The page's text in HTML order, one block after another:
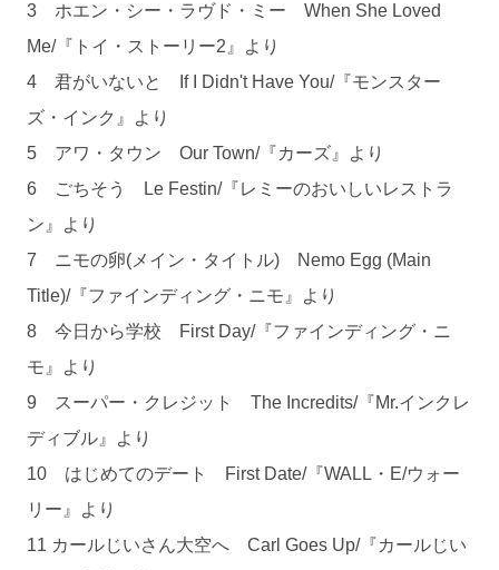
3 ホエン・シー・ラヴド・ミー When She Loved
Me/『トイ・ストーリー2』より
4 君がいないと If I Didn't Have You/『モンスター
ズ・インク』より
5 アワ・タウン Our Town/『カーズ』より
6 ごちそう Le Festin/『レミーのおいしいレストラ
ン』より
7 ニモの卵(メイン・タイトル) Nemo Egg (Main
Title)/『ファインディング・ニモ』より
8 今日から学校 First Day/『ファインディング・ニ
モ』より
9 スーパー・クレジット The Incredits/『Mr.インクレ
ディブル』より
10 はじめてのデート First Date/『WALL・E/ウォー
リー』より
11 カールじいさん大空へ Carl Goes Up/『カールじい